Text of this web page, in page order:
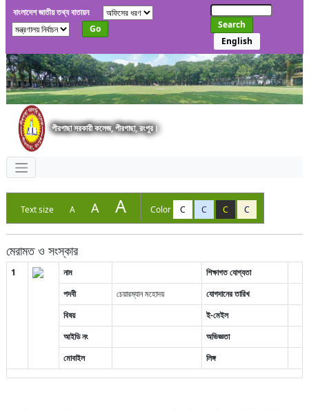
বাংলাদেশ জাতীয় তথ্য বাতায়ন
Go
Search
English
পীরগাছা সরকারী কলেজ, পীরগাছা, রংপুর।
Text size A A A Color C C C C
মেরামত ও সংস্কার
1 নাম
শিক্ষাগত যোগ্যতা
পদবী
চেয়ারম্যান মহোদয়
যোগদানের তারিখ
বিষয়
ই-মেইল
আইডি নং
অভিজ্ঞতা
মোবাইল
লিঙ্গ